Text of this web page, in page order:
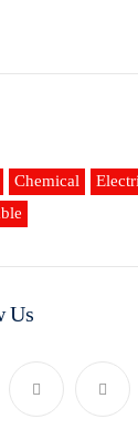
Chemical
Us